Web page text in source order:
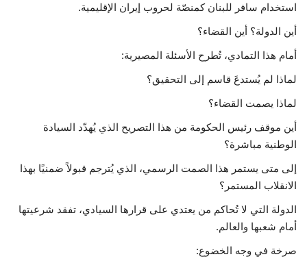
استخدام سافر للبنان كمنصّة لحروب إيران الإقليمية.
أين الدولة؟ أين القضاء؟
أمام هذا التمادي، تُطرح الأسئلة المصيرية:
لماذا لم يُستدعَ قاسم إلى التحقيق؟
لماذا يصمت القضاء؟
أين موقف رئيس الحكومة من هذا التصريح الذي يُهدّد السيادة
الوطنية مباشرة؟
إلى متى يستمر هذا الصمت الرسمي، الذي يُترجم قبولاً ضمنيًا بهذا
الانقلاب المستمر؟
الدولة التي لا تُحاكم من يعتدي على قرارها السيادي، تفقد شرعيتها
أمام شعبها والعالم.
صرخة في وجه الخضوع: